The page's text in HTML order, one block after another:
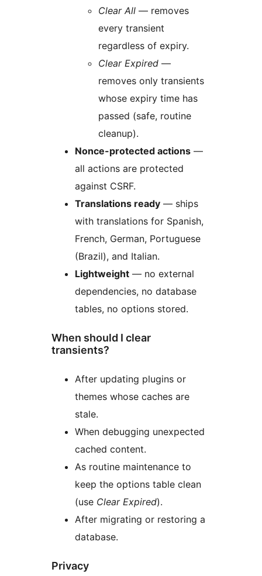
Clear All — removes
every transient
regardless of expiry.
Clear Expired —
removes only transients
whose expiry time has
passed (safe, routine
cleanup).
Nonce-protected actions —
all actions are protected
against CSRF.
Translations ready — ships
with translations for Spanish,
French, German, Portuguese
(Brazil), and Italian.
Lightweight — no external
dependencies, no database
tables, no options stored.
When should I clear
transients?
After updating plugins or
themes whose caches are
stale.
When debugging unexpected
cached content.
As routine maintenance to
keep the options table clean
(use Clear Expired).
After migrating or restoring a
database.
Privacy